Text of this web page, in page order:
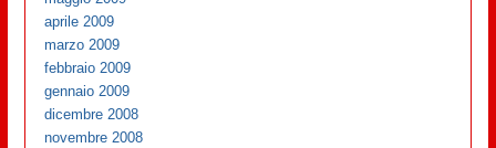
aprile 2009
marzo 2009
febbraio 2009
gennaio 2009
dicembre 2008
novembre 2008